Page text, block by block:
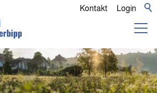
Login
Kontakt